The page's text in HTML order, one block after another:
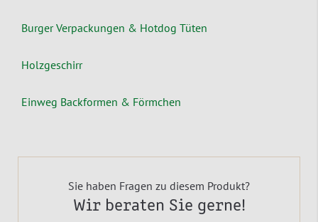
Burger Verpackungen & Hotdog Tüten
Holzgeschirr
Einweg Backformen & Förmchen
Sie haben Fragen zu diesem Produkt?
Wir beraten Sie gerne!